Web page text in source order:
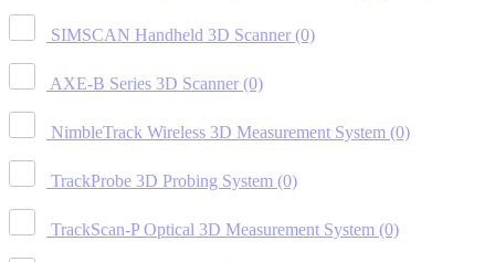
SIMSCAN Handheld 3D Scanner (0)
AXE-B Series 3D Scanner (0)
NimbleTrack Wireless 3D Measurement System (0)
TrackProbe 3D Probing System (0)
TrackScan-P Optical 3D Measurement System (0)